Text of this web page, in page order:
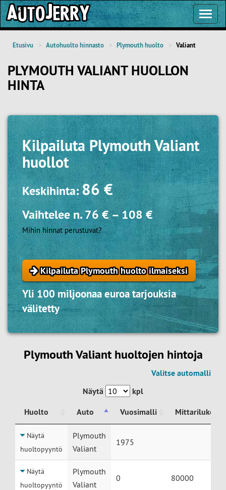
Etusivu Autohuolto hinnasto Plymouth huolto Valiant
PLYMOUTH VALIANT HUOLLON
HINTA
KilpailutaPlymouth Valiant
huollot
Keskihinta:86 €
Vaihtelee n.76 €–108 €
Mihin hinnat perustuvat?
Kilpailuta Plymouth huolto ilmaiseksi
Yli 100 miljoonaa euroa tarjouksia
välitetty
Plymouth Valiant huoltojen hintoja
Valitse automalli
Näytä
kpl
Huolto
Auto Vuosimalli
Mittarilukema
Huolto
Auto
Näytä
huoltopyyntö
Plymouth
Valiant
1975
Näytä
huoltopyyntö
Plymouth
Valiant
0 80000